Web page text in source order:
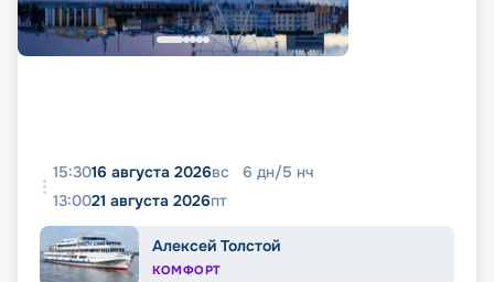
15:3016 августа 2026вс 6 дн/5 нч
13:0021 августа 2026пт
Алексей Толстой
КОМФОРТ